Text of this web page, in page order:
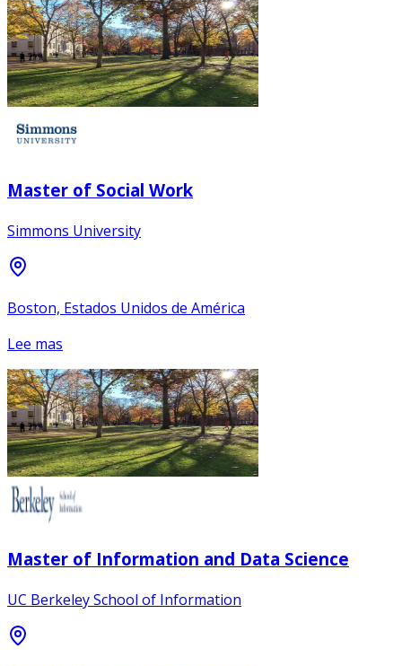
Master of Social Work
Simmons University
Boston, Estados Unidos de América
Lee mas
Master of Information and Data Science
UC Berkeley School of Information